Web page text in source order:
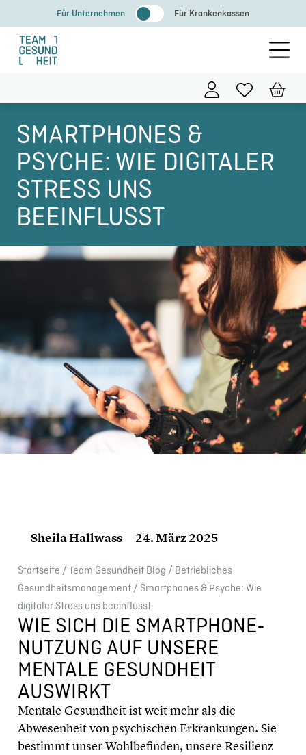
Inhalt
springen
Für Unternehmen Für Krankenkassen
SMARTPHONES &
PSYCHE: WIE DIGITALER
STRESS UNS
BEEINFLUSST
Sheila Hallwass 24. März 2025
Start­seite / Team Gesund­heit Blog / Betrieb­li­ches
Gesundheits­management / Smart­phones & Psyche: Wie
digitaler Stress uns beein­flusst
WIE SICH DIE SMARTPHONE-
NUTZUNG AUF UNSERE
MENTALE GESUND­HEIT
AUSWIRKT
Mentale Gesund­heit ist weit mehr als die
Abwesen­heit von psychi­schen Erkran­kun­gen. Sie
bestimmt unser Wohlbe­fin­den, unsere Resilienz